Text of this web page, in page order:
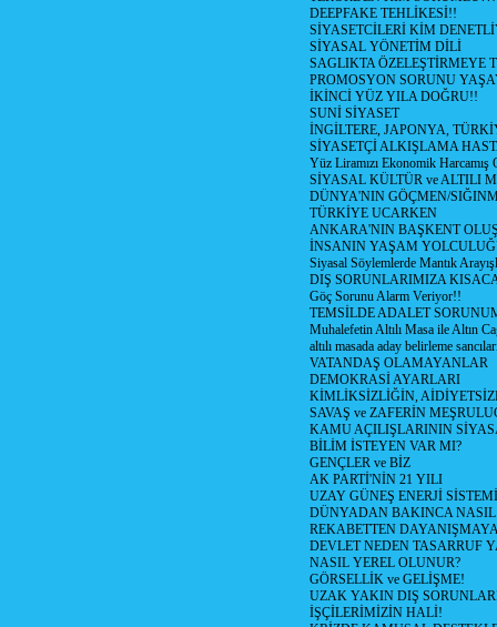
DEEPFAKE TEHLİKESİ!!
SİYASETCİLERİ KİM
SİYASAL YÖNETİM DİLİ
SAGLIKTA ÖZELEŞTİRMEYE
PROMOSYON SORUNU
İKİNCİ YÜZ YILA DOĞRU!!
SUNİ SİYASET
İNGİLTERE, JAPONYA,
SİYASETÇİ ALKIŞLAMA
Yüz Liramızı Ekonomik Harcamış
SİYASAL KÜLTÜR ve ALTILI
DÜNYA'NIN GÖÇMEN/
TÜRKİYE UCARKEN
ANKARA'NIN BAŞKENT
İNSANIN YAŞAM
Siyasal Söylemlerde Mantık
DIŞ SORUNLARIMIZA
Göç Sorunu Alarm Veriyor!!
TEMSİLDE ADALET
Muhalefetin Altılı Masa ile Altın
altılı masada aday belirleme
VATANDAŞ OLAMAYANLAR
DEMOKRASİ AYARLARI
KİMLİKSİZLİĞİN,
SAVAŞ ve ZAFERİN
KAMU AÇILIŞLARININ
BİLİM İSTEYEN VAR MI?
GENÇLER ve BİZ
AK PARTİ'NİN 21 YILI
UZAY GÜNEŞ ENERJİ SİSTEMİ
DÜNYADAN BAKINCA
REKABETTEN
DEVLET NEDEN TASARRUF
NASIL YEREL OLUNUR?
GÖRSELLİK ve GELİŞME!
UZAK YAKIN DIŞ
İŞÇİLERİMİZİN HALİ!